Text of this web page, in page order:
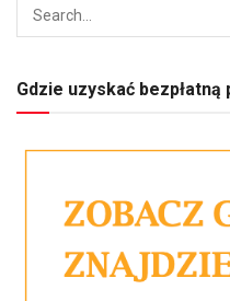
Gdzie uzyskać bezpłatną